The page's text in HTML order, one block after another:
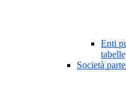
Enti
Società